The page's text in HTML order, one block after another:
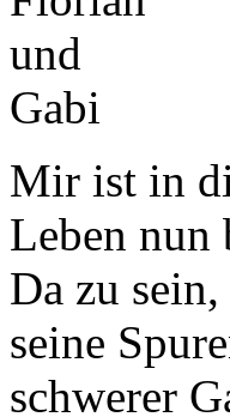
Mir ist in
Leben nun
Da zu
seine
schwerer